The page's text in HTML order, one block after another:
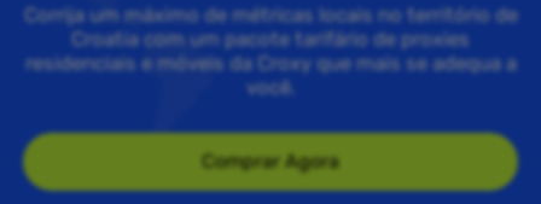
Corrija um máximo de métricas locais no território de
Croatia com um pacote tarifário de proxies
residenciais e móveis da Croxy que mais se adequa a
você.
Comprar Agora